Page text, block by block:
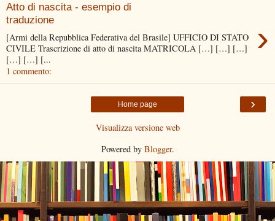
Atto di nascita - esempio di
traduzione
›
[Armi della Repubblica Federativa del Brasile] UFFICIO DI STATO
CIVILE Trascrizione di atto di nascita MATRICOLA […] […] […]
[…] […] [...
1 commento:
›
Home page
Visualizza versione web
Powered by Blogger.